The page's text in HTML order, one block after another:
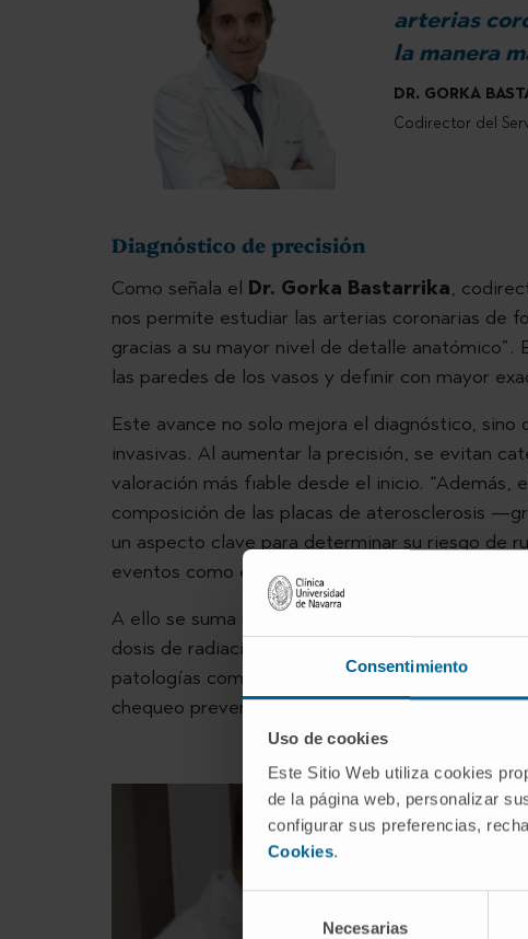
Consentimiento
Uso de cookies
Este Sitio Web utiliza cookies
de la página web, personalizar
configurar sus preferencias,
Cookies.
Necesarias
arterias
la manera
DR. GORKA
Codirector del
Diagnóstico de precisión
Como señala el Dr. Gorka Bastarrika,
nos permite estudiar las arterias coronarias de
gracias a su mayor nivel de detalle
las paredes de los vasos y definir con mayor
Este avance no solo mejora el diagnóstico,
invasivas. Al aumentar la precisión, se evitan
valoración más fiable desde el inicio. “Además,
composición de las placas de aterosclerosis
un aspecto clave para determinar su riesgo de
eventos como el infarto”, detalla el Dr. Bastarrika.
A ello se suma un beneficio relevante en
dosis de radiación y del contraste necesario.
patologías como la enfermedad renal, como a
chequeo preventivo.